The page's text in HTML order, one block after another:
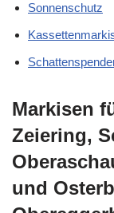
Sonnenschutz
Markisen
Zeiering,
und